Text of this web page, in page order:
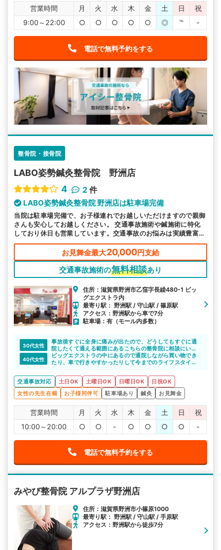
営業時間 月 火 水 木 金 土 日
祝
9:00～22:00
○ ○ ○ ○ ○ ◎ ℡ -
電話で無料予約をする
整骨院・接骨院
LABO姿勢鍼灸整骨院 野洲店
4
2 件
LABO姿勢鍼灸整骨院 野洲店は駐車場完備
当院は駐車場完備で、お子様連れでお越しいただけますので親御
さんも安心してお越しください。 交通事故施術や鍼施術に特化
しており休日も営業しています。交通事故のお悩みは実績豊富な
当院へお任せください。
お見舞金最大20,000円支給
交通事故施術の無料相談あり
住所：滋賀県野洲市乙窪字長繰480-1 ビッ
グエクストラ内
最寄り駅： 野洲駅 / 守山駅 / 篠原駅
アクセス：野洲駅から車で7分
駐車場：有（モール内多数）
30代女性
事故後すぐに全身に痛みが出たので、どうしてもすぐに通
院したくて通える範囲にあるこちらの整骨院に相談にいき
ました。
対応が早くてよかったです。
40代女性
ビッグエクストラの中にあるので通院しながら買い物でき
たり、車で行きやすかったりして今までのライフスタイル
メイク直しができる化粧室があるのも女性にとってはうれ
しいですね。
交通事故対応 土日OK 土曜日OK 日曜日OK
日祝OK
女性の先生在籍
お子様同伴可 駐車場あり 鍼灸 お見舞金
営業時間 月 火 水 木 金 土 日
祝
10:00～20:00
○ ○ - ○ ○ ○ ○ -
電話で無料予約をする
みやび整骨院 アルプラザ野洲店
住所：滋賀県野洲市小篠原1000
最寄り駅： 野洲駅 / 守山駅 / 手原駅
アクセス：野洲駅から徒歩7分